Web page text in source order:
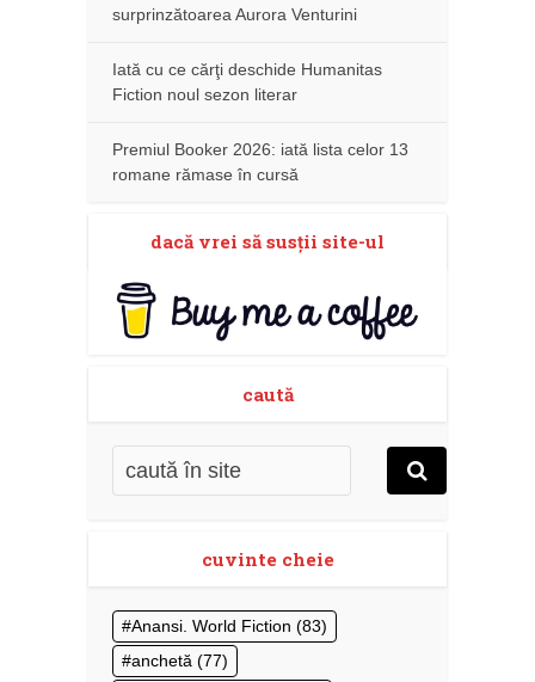
surprinzătoarea Aurora Venturini
Iată cu ce cărţi deschide Humanitas
Fiction noul sezon literar
Premiul Booker 2026: iată lista celor 13
romane rămase în cursă
dacă vrei să susţii site-ul
caută
cuvinte cheie
Anansi. World Fiction (83)
anchetă (77)